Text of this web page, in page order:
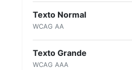
Texto Normal
WCAG AA
Texto Grande
WCAG AAA